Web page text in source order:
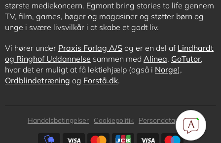
største mediekoncern. Egmont bring stories to life gennem
TV, film, games, bøger og magasiner og støtter børn og
unge i svære livsvilkår i at skabe et godt liv.
Vi hører under Praxis Forlag A/S og er en del af Lindhardt
og Ringhof Uddannelse sammen med Alinea, GoTutor,
hvor det er muligt at få lektiehjælp (også i Norge),
Ordblindetræning og Forstå.dk.
Subfooter
Handelsbetingelser Cookiepolitik
Persondatapolitik
Subfooter